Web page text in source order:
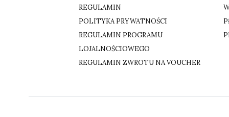
REGULAMIN
POLITYKA PRYWATNOŚCI
REGULAMIN PROGRAMU
LOJALNOŚCIOWEGO
REGULAMIN ZWROTU NA VOUCHER